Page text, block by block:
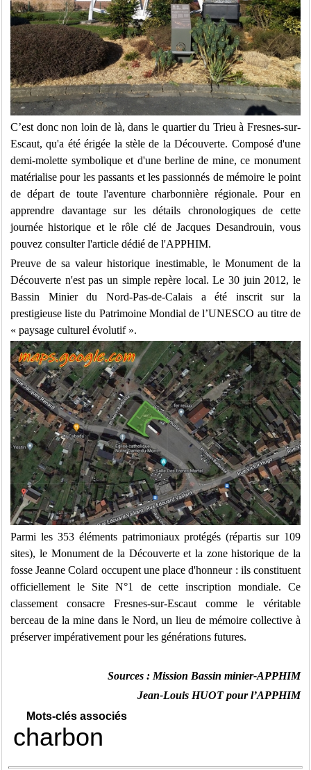
C’est donc non loin de là, dans le quartier du Trieu à Fresnes-sur-
Escaut, qu'a été érigée la stèle de la Découverte. Composé d'une
demi-molette symbolique et d'une berline de mine, ce monument
matérialise pour les passants et les passionnés de mémoire le point
de départ de toute l'aventure charbonnière régionale. Pour en
apprendre davantage sur les détails chronologiques de cette
journée historique et le rôle clé de Jacques Desandrouin, vous
pouvez consulter l'article dédié de l'APPHIM.
Preuve de sa valeur historique inestimable, le Monument de la
Découverte n'est pas un simple repère local. Le 30 juin 2012, le
Bassin Minier du Nord-Pas-de-Calais a été inscrit sur la
prestigieuse liste du Patrimoine Mondial de l’UNESCO au titre de
« paysage culturel évolutif ».
Parmi les 353 éléments patrimoniaux protégés (répartis sur 109
sites), le Monument de la Découverte et la zone historique de la
fosse Jeanne Colard occupent une place d'honneur : ils constituent
officiellement le Site N°1 de cette inscription mondiale. Ce
classement consacre Fresnes-sur-Escaut comme le véritable
berceau de la mine dans le Nord, un lieu de mémoire collective à
préserver impérativement pour les générations futures.
Sources : Mission Bassin minier-APPHIM
Jean-Louis HUOT pour l’APPHIM
Mots-clés associés
charbon